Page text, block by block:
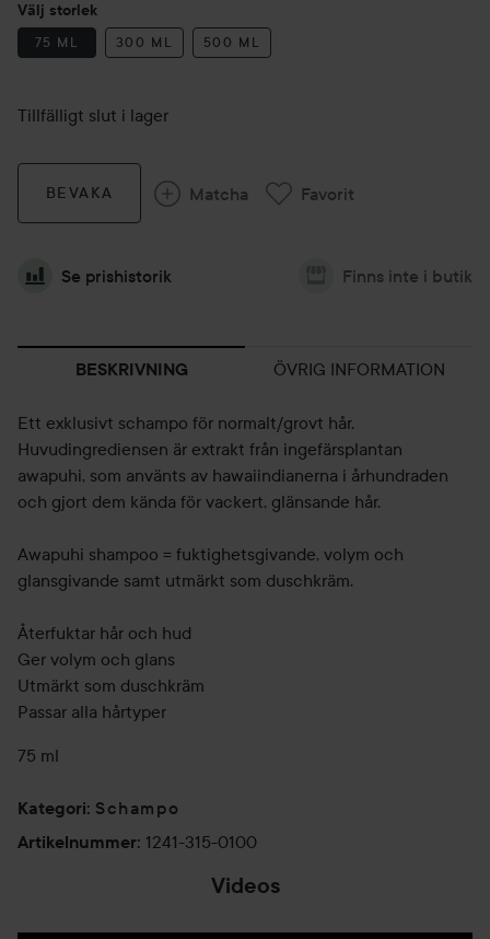
Välj storlek
75 ML 300 ML 500 ML
Tillfälligt slut i lager
BEVAKA Matcha Favorit
Se prishistorik Finns inte i butik
BESKRIVNING ÖVRIG INFORMATION
Ett exklusivt schampo för normalt/grovt hår.
Huvudingrediensen är extrakt från ingefärsplantan
awapuhi, som använts av hawaiindianerna i århundraden
och gjort dem kända för vackert, glänsande hår.
Awapuhi shampoo = fuktighetsgivande, volym och
glansgivande samt utmärkt som duschkräm.
Återfuktar hår och hud
Ger volym och glans
Utmärkt som duschkräm
Passar alla hårtyper
75 ml
Kategori: Schampo
Artikelnummer: 1241-315-0100
Videos